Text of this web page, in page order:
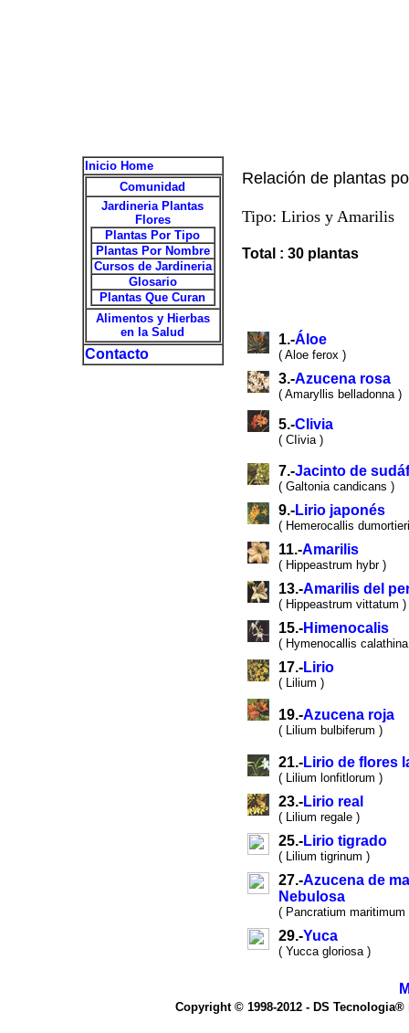
Inicio Home
Comunidad
Jardineria Plantas
Flores
Plantas Por Tipo
Plantas Por Nombre
Cursos de Jardineria
Glosario
Plantas Que Curan
Alimentos y Hierbas
en la Salud
Contacto
Relación de plantas
Tipo: Lirios y Amarilis
Total : 30 plantas
1.-Áloe
( Aloe ferox )
3.-Azucena rosa
( Amaryllis belladonna )
5.-Clivia
( CIivia )
7.-Jacinto de
( Galtonia candicans )
9.-Lirio japonés
( Hemerocallis
11.-Amarilis
( Hippeastrum hybr )
13.-Amarilis del
( Hippeastrum vittatum )
15.-Himenocalis
( Hymenocallis
17.-Lirio
( Lilium )
19.-Azucena roja
( Lilium bulbiferum )
21.-Lirio de flores
( Lilium lonfitlorum )
23.-Lirio real
( Lilium regale )
25.-Lirio tigrado
( Lilium tigrinum )
27.-Azucena de
Nebulosa
( Pancratium maritimum
29.-Yuca
( Yucca gloriosa )
Copyright © 1998-2012 - DS Tecnologia®